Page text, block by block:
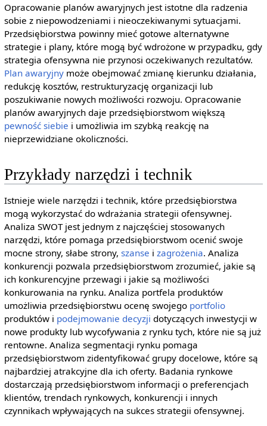
Opracowanie planów awaryjnych jest istotne dla radzenia
sobie z niepowodzeniami i nieoczekiwanymi sytuacjami.
Przedsiębiorstwa powinny mieć gotowe alternatywne
strategie i plany, które mogą być wdrożone w przypadku, gdy
strategia ofensywna nie przynosi oczekiwanych rezultatów.
Plan awaryjnymoże obejmować zmianę kierunku działania,
redukcję kosztów, restrukturyzację organizacji lub
poszukiwanie nowych możliwości rozwoju. Opracowanie
planów awaryjnych daje przedsiębiorstwom większą
pewność siebie i umożliwia im szybką reakcję na
nieprzewidziane okoliczności.
Przykłady narzędzi i technik
Istnieje wiele narzędzi i technik, które przedsiębiorstwa
mogą wykorzystać do wdrażania strategii ofensywnej.
Analiza SWOT jest jednym z najczęściej stosowanych
narzędzi, które pomaga przedsiębiorstwom ocenić swoje
mocne strony, słabe strony, szanse i zagrożenia. Analiza
konkurencji pozwala przedsiębiorstwom zrozumieć, jakie są
ich konkurencyjne przewagi i jakie są możliwości
konkurowania na rynku. Analiza portfela produktów
umożliwia przedsiębiorstwu ocenę swojego portfolio
produktów i podejmowanie decyzji dotyczących inwestycji w
nowe produkty lub wycofywania z rynku tych, które nie są już
rentowne. Analiza segmentacji rynku pomaga
przedsiębiorstwom zidentyfikować grupy docelowe, które są
najbardziej atrakcyjne dla ich oferty. Badania rynkowe
dostarczają przedsiębiorstwom informacji o preferencjach
klientów, trendach rynkowych, konkurencji i innych
czynnikach wpływających na sukces strategii ofensywnej.